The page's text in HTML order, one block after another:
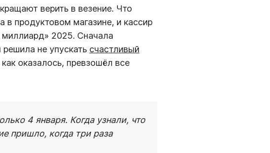
верить в везение. Что
в продуктовом магазине, и кассир
2025. Сначала
решила не упускать счастливый
оказалось, превзошёл все
4 января. Когда узнали, что
пришло, когда три раза